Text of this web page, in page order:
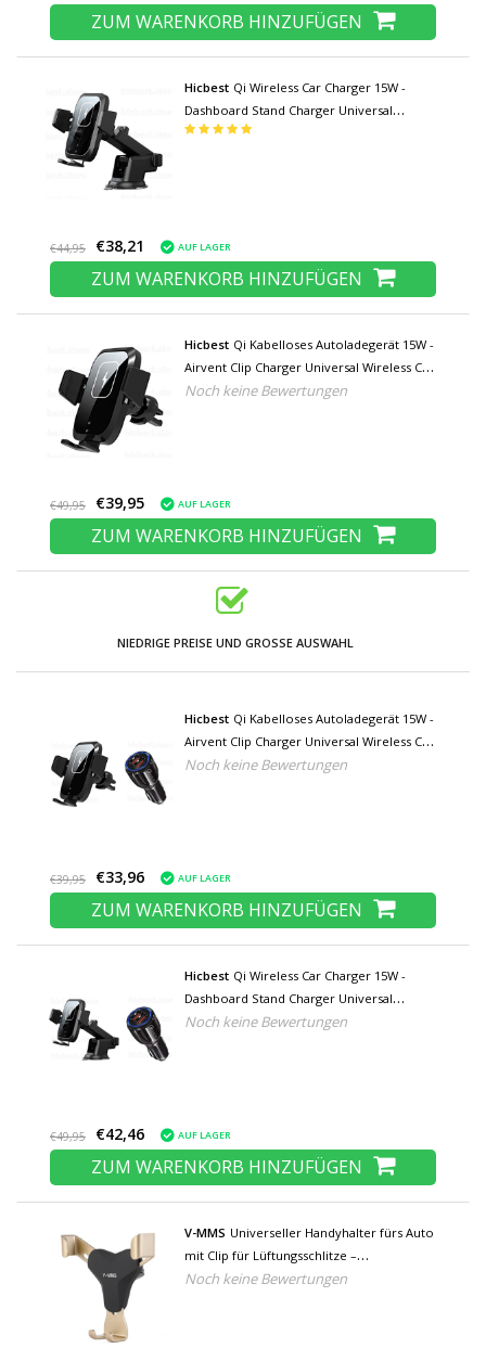
ZUM WARENKORB HINZUFÜGEN
Hicbest Qi Wireless Car Charger 15W -
Dashboard Stand Charger Universal
Wireless Car Charging Pad Schwarz
€44,95 €38,21 AUF LAGER
ZUM WARENKORB HINZUFÜGEN
Hicbest Qi Kabelloses Autoladegerät 15W -
Airvent Clip Charger Universal Wireless Car
Charging Pad Black
Noch keine Bewertungen
€49,95 €39,95 AUF LAGER
ZUM WARENKORB HINZUFÜGEN
NIEDRIGE PREISE UND GROSSE AUSWAHL
Hicbest Qi Kabelloses Autoladegerät 15W -
Airvent Clip Charger Universal Wireless Car
Charging Pad Black - Copy
Noch keine Bewertungen
€39,95 €33,96 AUF LAGER
ZUM WARENKORB HINZUFÜGEN
Hicbest Qi Wireless Car Charger 15W -
Dashboard Stand Charger Universal
Wireless Car Charging Pad Schwarz - Copy
Noch keine Bewertungen
€49,95 €42,46 AUF LAGER
ZUM WARENKORB HINZUFÜGEN
V-MMS Universeller Handyhalter fürs Auto
mit Clip für Lüftungsschlitze –
Smartphone-Halterung für das
Noch keine Bewertungen